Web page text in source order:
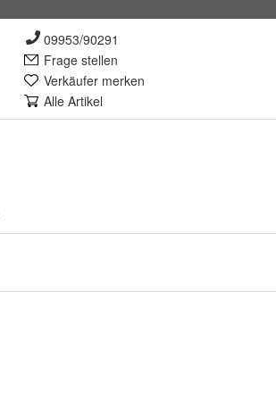
09953/90291
Frage stellen
Verkäufer merken
Alle Artikel